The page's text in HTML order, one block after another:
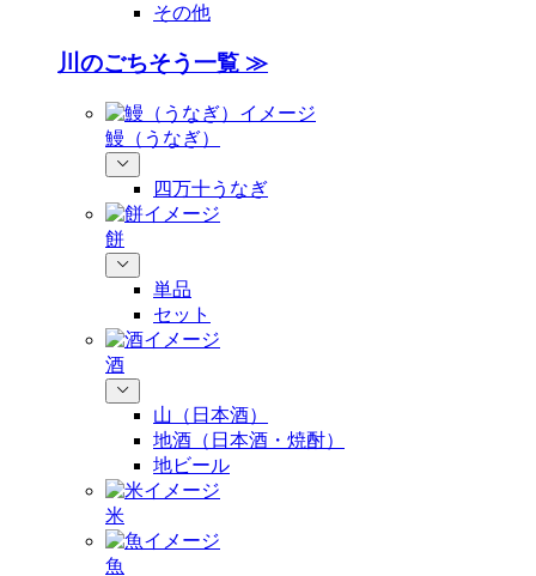
その他
川のごちそう一覧 ≫
鰻（うなぎ）
四万十うなぎ
餅
単品
セット
酒
山（日本酒）
地酒（日本酒・焼酎）
地ビール
米
魚